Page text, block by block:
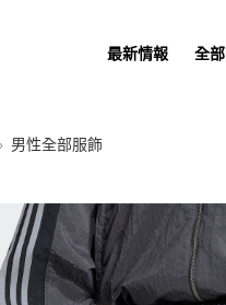
最新情報 全
男性全部服飾